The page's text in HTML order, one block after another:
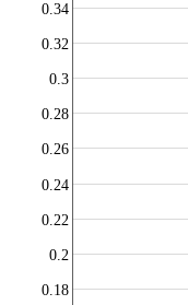
0.18
0.2
0.22
0.24
0.26
0.28
0.3
0.32
0.34